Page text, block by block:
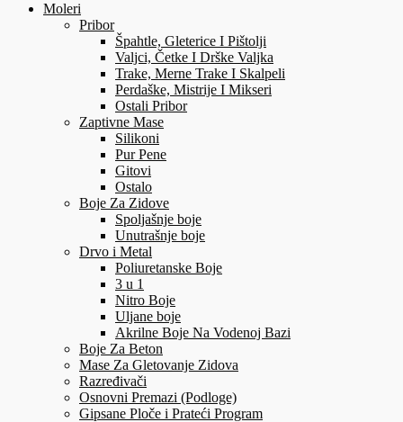
Moleri
Pribor
Špahtle, Gleterice I Pištolji
Valjci, Četke I Drške Valjka
Trake, Merne Trake I Skalpeli
Perdaške, Mistrije I Mikseri
Ostali Pribor
Zaptivne Mase
Silikoni
Pur Pene
Gitovi
Ostalo
Boje Za Zidove
Spoljašnje boje
Unutrašnje boje
Drvo i Metal
Poliuretanske Boje
3 u 1
Nitro Boje
Uljane boje
Akrilne Boje Na Vodenoj Bazi
Boje Za Beton
Mase Za Gletovanje Zidova
Razređivači
Osnovni Premazi (Podloge)
Gipsane Ploče i Prateći Program